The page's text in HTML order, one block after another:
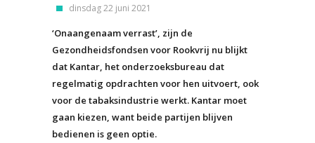
dinsdag 22 juni 2021
‘Onaangenaam verrast’, zijn de
Gezondheidsfondsen voor Rookvrij nu blijkt
dat Kantar, het onderzoeksbureau dat
regelmatig opdrachten voor hen uitvoert, ook
voor de tabaksindustrie werkt. Kantar moet
gaan kiezen, want beide partijen blijven
bedienen is geen optie.